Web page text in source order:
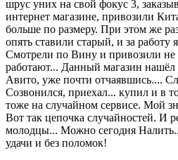
шрус уних на свой фокус 3,
интернет магазине, привозили
больше по размеру. При этом же
опять ставили старый, и за работу
Смотрели по Вину и привозили не
работают... Данный магазин нашёл
Авито, уже почти отчаявшись....
Созвонился, приехал... купил и в
тоже на случайном сервисе. Мой
Вот так цепочка случайностей. И
молодцы... Можно сегодня
удачи и без поломок!